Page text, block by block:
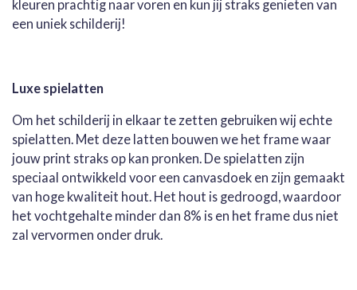
kleuren prachtig naar voren en kun jij straks genieten van
een uniek schilderij!
Luxe spielatten
Om het schilderij in elkaar te zetten gebruiken wij echte
spielatten. Met deze latten bouwen we het frame waar
jouw print straks op kan pronken. De spielatten zijn
speciaal ontwikkeld voor een canvasdoek en zijn gemaakt
van hoge kwaliteit hout. Het hout is gedroogd, waardoor
het vochtgehalte minder dan 8% is en het frame dus niet
zal vervormen onder druk.